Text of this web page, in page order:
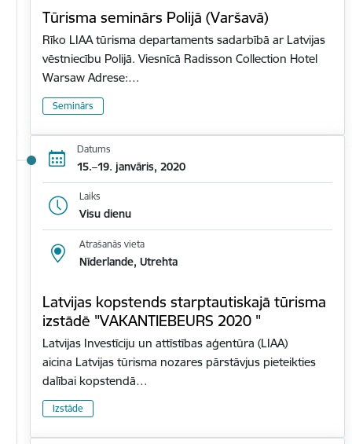
Tūrisma seminārs Polijā (Varšavā)
Rīko LIAA tūrisma departaments sadarbībā ar Latvijas
vēstniecību Polijā. Viesnīcā Radisson Collection Hotel
Warsaw Adrese:…
Seminārs
Datums
15.–19. janvāris, 2020
Laiks
Visu dienu
Atrašanās vieta
Nīderlande, Utrehta
Latvijas kopstends starptautiskajā tūrisma
izstādē "VAKANTIEBEURS 2020 "
Latvijas Investīciju un attīstības aģentūra (LIAA)
aicina Latvijas tūrisma nozares pārstāvjus pieteikties
dalībai kopstendā…
Izstāde